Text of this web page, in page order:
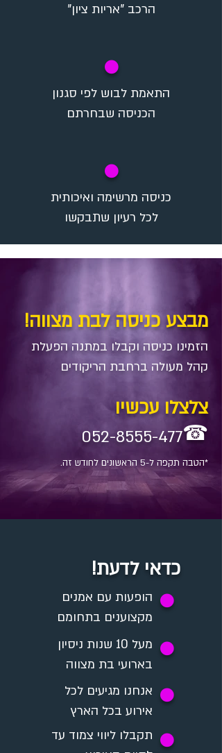
הרכב "אריות ציון"
✪
התאמת לבוש לפי סגנון
הכניסה שבחרתם
✪
כניסה מרשימה ואיכותית
לכל רעיון שתבקשו
מבצע כניסה לבת מצווה!
הזמינו כניסה וקבלו במתנה​ הפעלת
קהל מעולה ברחבת הריקודים
צלצלו עכשיו
052-8555-477☎
*הטבה תקפה ל-5 הראשונים לחודש זה.
כדאי לדעת!
הופעות עם אמנים
מקצוענים בתחומם
✪
מעל 10 שנות ניסיון
בארועי בת מצווה
✪
אנחנו מגיעים לכל
אירוע בכל הארץ
✪
תקבלו ליווי צמוד עד ✪